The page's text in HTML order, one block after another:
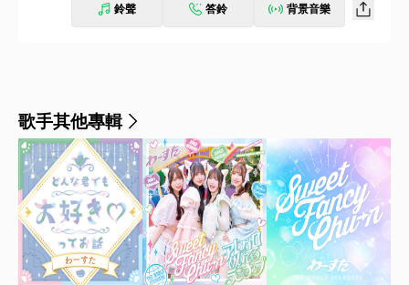
鈴聲 答鈴 背景音樂
歌手其他專輯